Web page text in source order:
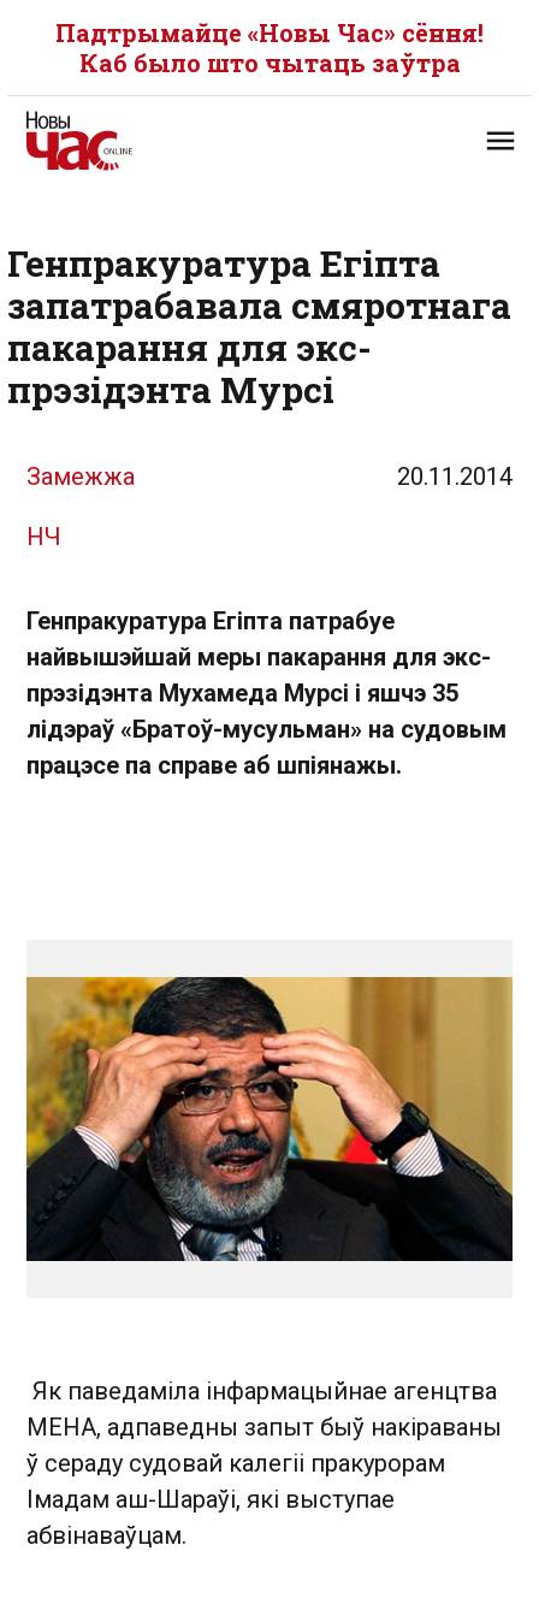
Падтрымайце «Новы Час» сёння!
Каб было што чытаць заўтра
Генпракуратура Егіпта
запатрабавала смяротнага
пакарання для экс-
прэзідэнта Мурсі
Замежжа 20.11.2014
НЧ
Генпракуратура Егіпта патрабуе
найвышэйшай меры пакарання для экс-
прэзідэнта Мухамеда Мурсі і яшчэ 35
лідэраў «Братоў-мусульман» на судовым
працэсе па справе аб шпіянажы.
Як паведаміла інфармацыйнае агенцтва
МЕНА, адпаведны запыт быў накіраваны
ў сераду судовай калегіі пракурорам
Імадам аш-Шараўі, які выступае
абвінаваўцам.